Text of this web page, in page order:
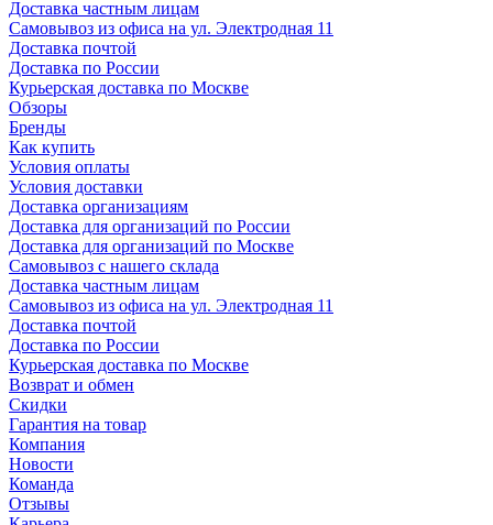
Доставка частным лицам
Самовывоз из офиса на ул. Электродная 11
Доставка почтой
Доставка по России
Курьерская доставка по Москве
Обзоры
Бренды
Как купить
Условия оплаты
Условия доставки
Доставка организациям
Доставка для организаций по России
Доставка для организаций по Москве
Самовывоз с нашего склада
Доставка частным лицам
Самовывоз из офиса на ул. Электродная 11
Доставка почтой
Доставка по России
Курьерская доставка по Москве
Возврат и обмен
Скидки
Гарантия на товар
Компания
Новости
Команда
Отзывы